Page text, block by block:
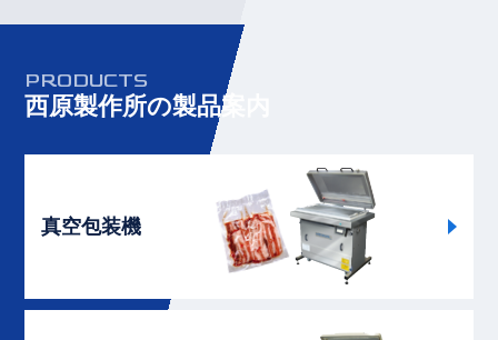
PRODUCTS
西原製作所の製品案内
真空包装機